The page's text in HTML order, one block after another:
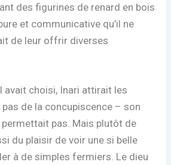
des figurines de renard en bois
et communicative qu’il ne
de leur offrir diverses
avait choisi, Inari attirait les
pas de la concupiscence – son
permettait pas. Mais plutôt de
du plaisir de voir une si belle
à de simples fermiers. Le dieu